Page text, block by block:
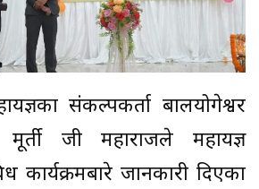
संकल्पकर्ता बालयोगेश्वर
जी महाराजले महायज्ञ
कार्यक्रमबारे जानकारी दिएका